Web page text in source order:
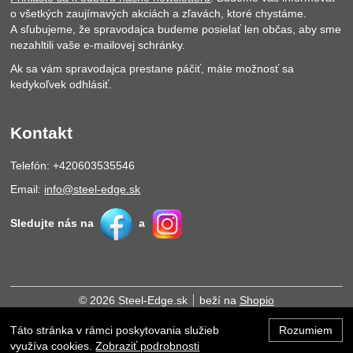
Táto stránka v rámci poskytovania služieb
využíva cookies.Zobraziť podrobnosti
Rozumiem
o všetkých zaujímavých akciách a zľavách, ktoré chystáme.
A sľubujeme, že spravodajca budeme posielať len občas, aby sme
nezahltili vaše e-mailovej schránky.
Ak sa vám spravodajca prestane páčiť, máte možnosť sa
kedykoľvek odhlásiť.
Kontakt
Telefón: +420603535546
Email: info@steel-edge.sk
Sledujte nás na a
© 2026 Steel-Edge.sk beží na Shopio
Hore